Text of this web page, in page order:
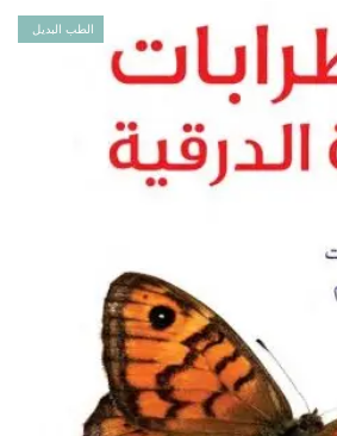
الطب البديل